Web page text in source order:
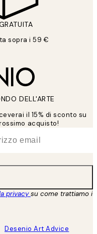
sopra i 59 €
DELL'ARTE
il 15% di sconto su
acquisto!
privacysu come trattiamo i
Desenio Art Advice